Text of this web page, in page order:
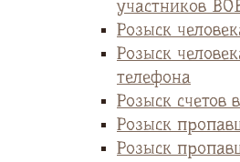
участников
Розыск
Розыск
телефона
Розыск счетов
Розыск
Розыск